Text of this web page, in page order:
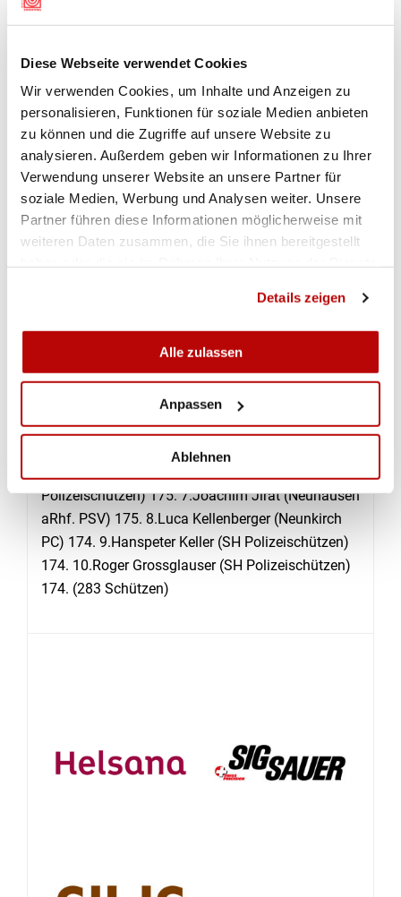
Diese Webseite verwendet Cookies
Wir verwenden Cookies, um Inhalte und Anzeigen zu
personalisieren, Funktionen für soziale Medien anbieten
zu können und die Zugriffe auf unsere Website zu
analysieren. Außerdem geben wir Informationen zu Ihrer
Verwendung unserer Website an unsere Partner für
soziale Medien, Werbung und Analysen weiter. Unsere
Partner führen diese Informationen möglicherweise mit
weiteren Daten zusammen, die Sie ihnen bereitgestellt
Details zeigen
Alle zulassen
Anpassen
Ablehnen
Einzelrangliste Gewehr 300m
1.Lorenz Meier (Rüdlingen SV) 72. 2.Engelbert
Hubli (Wilchingen Osterfingen SV) 70. 3.Dieter
Düllick (Bargen SV) 70. 4.Daniel Würsten
(Rüdlingen SV) 70. 5.Daniel Ackermann
(Thayngen FSG) 70. 6.Markus Karrer (Altdorf-
Opfertshofen SG) 70. 7.Simon Werner
(Merishausen SV) 69. 8.Roland Hedinger
1.Hans-Ulrich Streit (SH PS Randen) 180. 2.Kevin
Steiger (SH PS Randen) 176. 3.Hansruedi Fischer
(Stein am Rhein PC) 175. 4.Pentti Aellig
(Dörflingen SG) 175. 5.Stefan Schneidewind (SH
Polizeischützen) 175. 7.Joachim Jirat (Neuhausen
aRhf. PSV) 175. 8.Luca Kellenberger (Neunkirch
PC) 174. 9.Hanspeter Keller (SH Polizeischützen)
174. 10.Roger Grossglauser (SH Polizeischützen)
174. (283 Schützen)